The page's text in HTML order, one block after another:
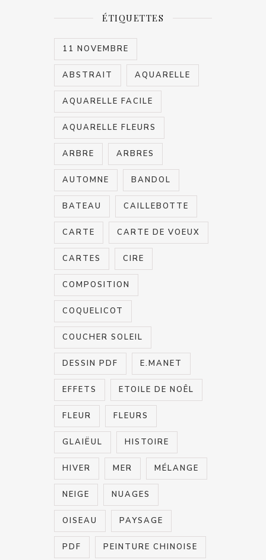
ÉTIQUETTES
11 NOVEMBRE
ABSTRAIT AQUARELLE
AQUARELLE FACILE
AQUARELLE FLEURS
ARBRE ARBRES
AUTOMNE BANDOL
BATEAU CAILLEBOTTE
CARTE CARTE DE VOEUX
CARTES CIRE
COMPOSITION
COQUELICOT
COUCHER SOLEIL
DESSIN PDF E.MANET
EFFETS ETOILE DE NOÊL
FLEUR FLEURS
GLAIËUL HISTOIRE
HIVER MER MÉLANGE
NEIGE NUAGES
OISEAU PAYSAGE
PDF PEINTURE CHINOISE